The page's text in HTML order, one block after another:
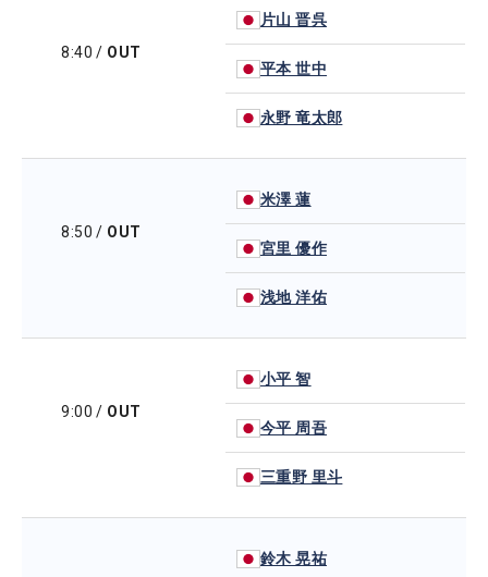
8:40 / OUT
片山 晋呉
平本 世中
永野 竜太郎
8:50 / OUT
米澤 蓮
宮里 優作
浅地 洋佑
9:00 / OUT
小平 智
今平 周吾
三重野 里斗
鈴木 晃祐